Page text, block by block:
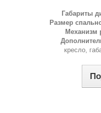
Габариты
Размер
Механизм
кресло,